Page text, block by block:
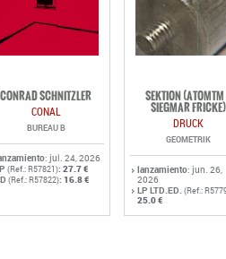
CONRAD SCHNITZLER
CONAL
BUREAU B
: jul. 24, 2026
(Ref.: R57821): 27.7 €
(Ref.: R57822): 16.8 €
SEKTION
SIEGMAR FRICKE)
DRUCK
GEOMETRIK
lanzamiento: jun. 26,
2026
LP LTD.ED. (Ref.:
25.0 €